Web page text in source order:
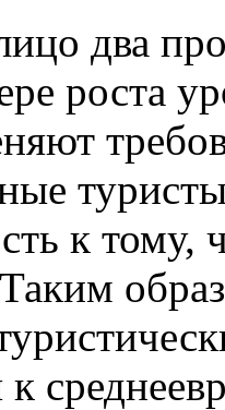
два
роста
к